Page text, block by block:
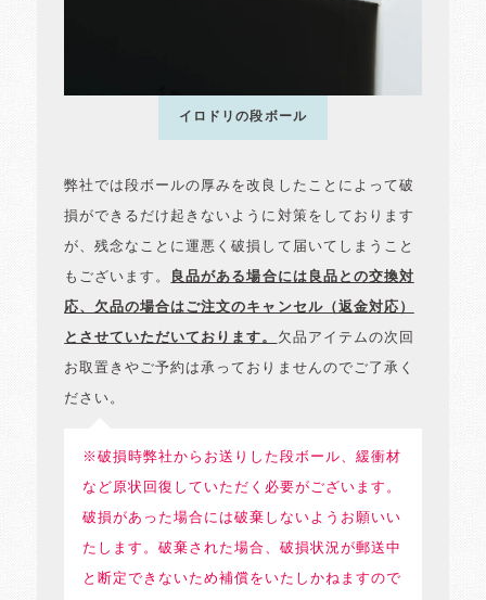
イロドリの段ボール
弊社では段ボールの厚みを改良したことによって破
損ができるだけ起きないように対策をしております
が、残念なことに運悪く破損して届いてしまうこと
もございます。 良品がある場合には良品との交換対
応、欠品の場合はご注文のキャンセル（返金対応）
とさせていただいております。 欠品アイテムの次回
お取置きやご予約は承っておりませんのでご了承く
ださい。
※破損時弊社からお送りした段ボール、緩衝材
など原状回復していただく必要がございます。
破損があった場合には破棄しないようお願いい
たします。破棄された場合、破損状況が郵送中
と断定できないため補償をいたしかねますので